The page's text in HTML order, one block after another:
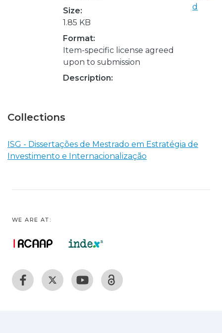
Size:
1.85 KB
Format:
Item-specific license agreed
upon to submission
Description:
d
Collections
ISG - Dissertações de Mestrado em Estratégia de
Investimento e Internacionalização
WE ARE AT: